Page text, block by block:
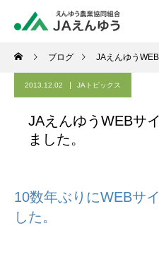
ブログ JAえんゆう
2013.12.02 JAトピックス
JAえんゆうWEBサ
ました。
10数年ぶりにWEBサ
した。